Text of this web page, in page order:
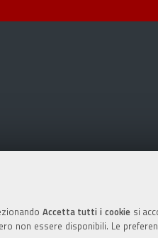
Accetta tutti i cookiesi
non essere disponibili. Le